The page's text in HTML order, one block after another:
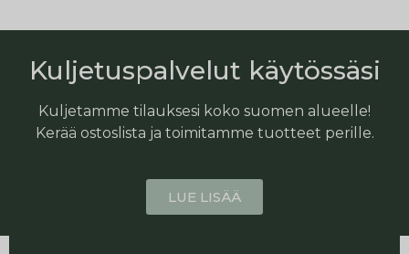
Kuljetuspalvelut käytössäsi
Kuljetamme tilauksesi koko suomen alueelle!
Kerää ostoslista ja toimitamme tuotteet perille.
LUE LISÄÄ